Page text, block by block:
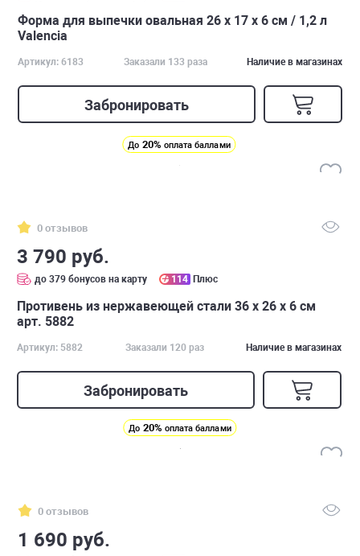
Форма для выпечки овальная 26 х 17 х 6 см / 1,2 л
Valencia
Артикул: 6183 Заказали 133 раза Наличие в магазинах
Забронировать
До 20% оплата баллами
0 отзывов
3 790 руб.
до 379 бонусов на карту 114 Плюс
Противень из нержавеющей стали 36 х 26 х 6 см
арт. 5882
Артикул: 5882 Заказали 120 раз Наличие в магазинах
Забронировать
До 20% оплата баллами
0 отзывов
1 690 руб.